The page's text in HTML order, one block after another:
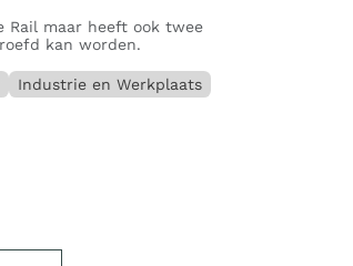
Rail maar heeft ook twee
kan worden.
Industrie en Werkplaats